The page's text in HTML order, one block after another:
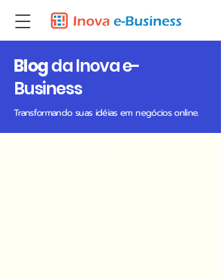
Blogda Inova e-
Business
Transformando suas idéias em negócios online.